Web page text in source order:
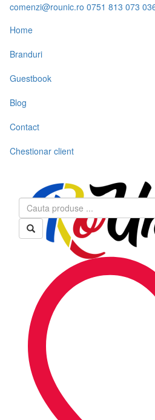
comenzi@rounic.ro 0751 813 073
Home
Branduri
Guestbook
Blog
Contact
Chestionar client